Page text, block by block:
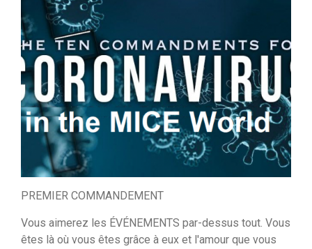
PREMIER COMMANDEMENT
Vous aimerez les ÉVÉNEMENTS par-dessus tout. Vous
êtes là où vous êtes grâce à eux et l'amour que vous